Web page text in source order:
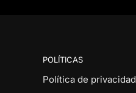
POLÍTICAS
Política de privacidad